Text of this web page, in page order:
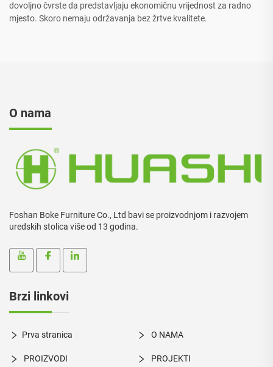
dovoljno čvrste da predstavljaju ekonomičnu vrijednost za radno
mjesto. Skoro nemaju održavanja bez žrtve kvalitete.
O nama
Foshan Boke Furniture Co., Ltd bavi se proizvodnjom i razvojem
uredskih stolica više od 13 godina.
Brzi linkovi
Prva stranica O NAMA
PROIZVODI PROJEKTI